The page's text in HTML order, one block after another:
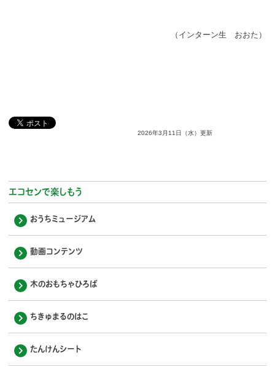
（インターン生 おおた）
2026年3月11日（水）更新
エコセンで楽しもう
おうちミュージアム
動画コンテンツ
木のおもちゃひろば
ちきゅまるのはこ
たんけんシート